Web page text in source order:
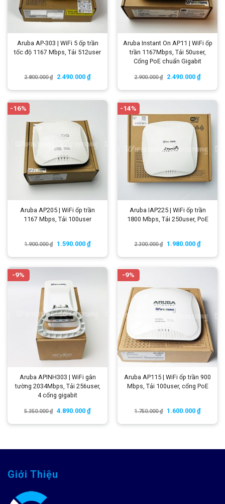
Aruba AP-303 | WiFi 5 ốp trần
tốc độ 1167 Mbps, Tải 512user
2.800.000₫ 2.490.000 ₫
Aruba Instant On AP11 | WiFi ốp
trần 1167Mbps, Tải 50user,
Cổng PoE chuẩn Gigabit
2.900.000₫ 2.490.000 ₫
-16%
Aruba AP205 | WiFi ốp trần
1167 Mbps, Tải 100user
1.900.000₫ 1.590.000 ₫
-14%
Aruba IAP225 | WiFi ốp trần
1800 Mbps, Tải 250user, PoE
2.300.000₫ 1.980.000 ₫
-9%
Aruba APINH303 | WiFi gắn
tường 2034Mbps, Tải 256user,
4 cổng gigabit
5.350.000₫ 4.890.000 ₫
-9%
Aruba AP115 | WiFi ốp trần 900
Mbps, Tải 100user, cổng PoE
1.750.000₫ 1.600.000 ₫
Giới Thiệu